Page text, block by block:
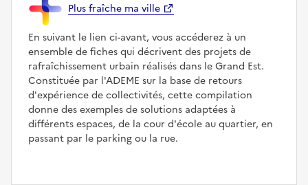
Plus fraîche ma ville
En suivant le lien ci-avant, vous accéderez à un
ensemble de fiches qui décrivent des projets de
rafraîchissement urbain réalisés dans le Grand Est.
Constituée par l'ADEME sur la base de retours
d'expérience de collectivités, cette compilation
donne des exemples de solutions adaptées à
différents espaces, de la cour d'école au quartier, en
passant par le parking ou la rue.